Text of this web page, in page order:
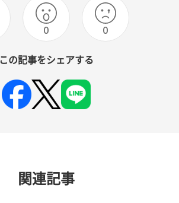
0 0
この記事をシェアする
関連記事